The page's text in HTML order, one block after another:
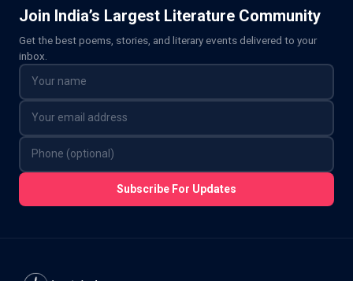
Join India’s Largest Literature Community
Get the best poems, stories, and literary events delivered to your
inbox.
Subscribe For Updates